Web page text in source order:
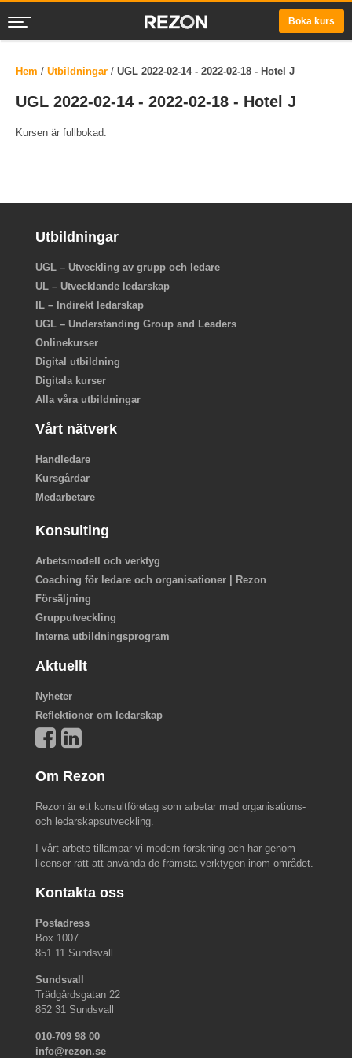
Boka kurs
Hem / Utbildningar / UGL 2022-02-14 - 2022-02-18 - Hotel J
UGL 2022-02-14 - 2022-02-18 - Hotel J
Kursen är fullbokad.
Utbildningar
UGL – Utveckling av grupp och ledare
UL – Utvecklande ledarskap
IL – Indirekt ledarskap
UGL – Understanding Group and Leaders
Onlinekurser
Digital utbildning
Digitala kurser
Alla våra utbildningar
Vårt nätverk
Handledare
Kursgårdar
Medarbetare
Konsulting
Arbetsmodell och verktyg
Coaching för ledare och organisationer | Rezon
Försäljning
Grupputveckling
Interna utbildningsprogram
Aktuellt
Nyheter
Reflektioner om ledarskap
Om Rezon
Rezon är ett konsultföretag som arbetar med organisations-
och ledarskapsutveckling.
I vårt arbete tillämpar vi modern forskning och har genom
licenser rätt att använda de främsta verktygen inom området.
Kontakta oss
Postadress
Box 1007
851 11 Sundsvall
Sundsvall
Trädgårdsgatan 22
852 31 Sundsvall
010-709 98 00
info@rezon.se